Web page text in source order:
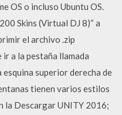
OS o incluso Ubuntu OS.
Skins (Virtual DJ 8)“ a
el archivo .zip
a la pestaña llamada
superior derecha de
tienen varios estilos
la Descargar UNITY 2016;